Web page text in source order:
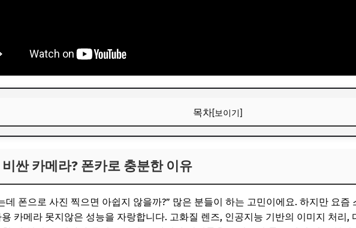
목차[보이기]
📌 지금 뜨는 꿀정보! 놓치지 마세요
프로처럼 찍기 위한 기본기! 스마트폰 설정 3가지
싼 카메라? 폰카로 충분한 이유
데 폰으로 사진 찍으면 아쉽지 않을까?” 많은 분들이 하는 고민이에요. 하지만 요즘
카메라 못지않은 성능을 자랑합니다. 고화질 렌즈, 인공지능 기반의 이미지 처리,